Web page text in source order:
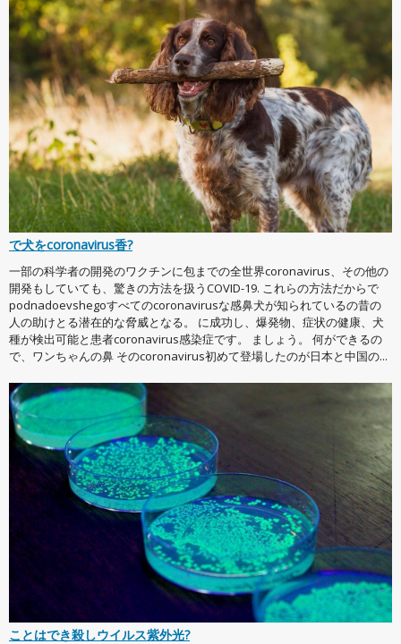
で犬をcoronavirus香?
一部の科学者の開発のワクチンに包までの全世界coronavirus、その他の
開発もしていても、驚きの方法を扱うCOVID-19. これらの方法だからで
podnadoevshegoすべてのcoronavirusな感鼻犬が知られているの昔の
人の助けとる潜在的な脅威となる。 に成功し、爆発物、症状の健康、犬
種が検出可能と患者coronavirus感染症です。 ましょう。 何ができるの
で、ワンちゃんの鼻 そのcoronavirus初めて登場したのが日本と中国の...
ことはでき殺しウイルス紫外光?